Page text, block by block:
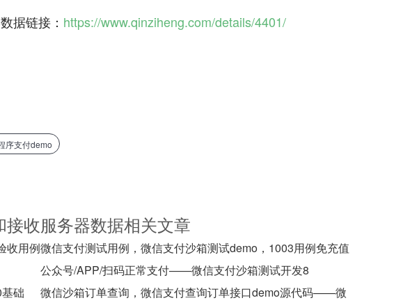
据链接： https://www.qinziheng.com/details/4401/
序支付demo
收服务器数据相关文章
收用例微信支付测试用例，微信支付沙箱测试demo，1003用例免充值
公众号/APP/扫码正常支付——微信支付沙箱测试开发8
础
微信沙箱订单查询，微信支付查询订单接口demo源代码——微